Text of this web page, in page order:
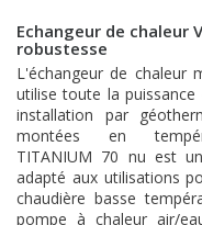
Echangeur de chaleur
robustesse
L'échangeur de chaleur
utilise toute la
installation par
montées en
TITANIUM 70 nu est
adapté aux utilisations
chaudière basse
pompe à chaleur air/